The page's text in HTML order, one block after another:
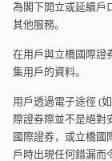
為閣下開立或延續戶
其他服務。
在用戶與立橋國際證
集用戶的資料。
用戶透過電子途徑 (
際證券際並不是絕對
國際證券，或立橋國
戶時出現任何錯漏而